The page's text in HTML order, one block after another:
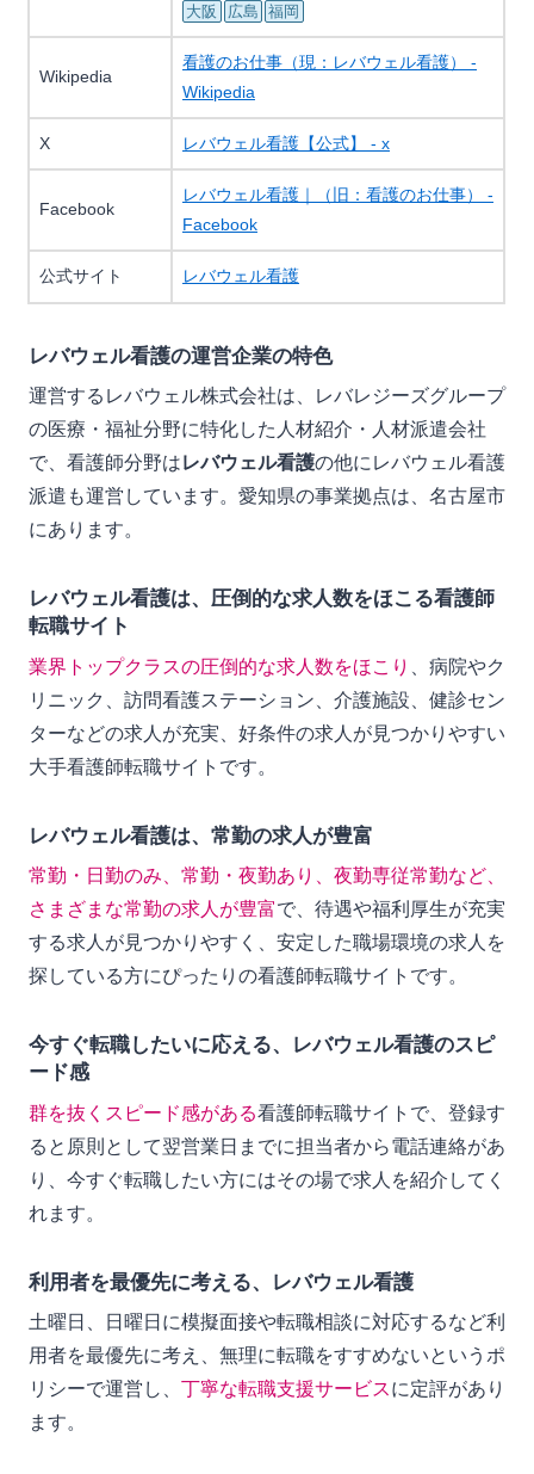
大阪
広島 福岡
Wikipedia
看護のお仕事（現：レバウェル看護） -
Wikipedia
X レバウェル看護【公式】 - x
Facebook
レバウェル看護｜（旧：看護のお仕事） -
Facebook
公式サイト レバウェル看護
レバウェル看護の運営企業の特色
運営するレバウェル株式会社は、レバレジーズグループ
の医療・福祉分野に特化した人材紹介・人材派遣会社
で、看護師分野はレバウェル看護の他にレバウェル看護
派遣も運営しています。愛知県の事業拠点は、名古屋市
にあります。
レバウェル看護は、圧倒的な求人数をほこる看護師
転職サイト
業界トップクラスの圧倒的な求人数をほこり
、病院やク
リニック、訪問看護ステーション、介護施設、健診セン
ターなどの求人が充実、好条件の求人が見つかりやすい
大手看護師転職サイトです。
レバウェル看護は、常勤の求人が豊富
常勤・日勤のみ、常勤・夜勤あり、夜勤専従常勤など、
さまざまな常勤の求人が豊富で、待遇や福利厚生が充実
する求人が見つかりやすく、安定した職場環境の求人を
探している方にぴったりの看護師転職サイトです。
今すぐ転職したいに応える、レバウェル看護のスピ
ード感
群を抜くスピード感がある看護師転職サイトで、登録す
ると原則として翌営業日までに担当者から電話連絡があ
り、今すぐ転職したい方にはその場で求人を紹介してく
れます。
利用者を最優先に考える、レバウェル看護
土曜日、日曜日に模擬面接や転職相談に対応するなど利
用者を最優先に考え、無理に転職をすすめないというポ
リシーで運営し、 丁寧な転職支援サービスに定評があり
ます。